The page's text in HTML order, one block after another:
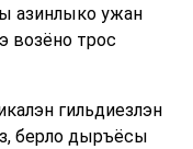
азинлыко ужан
возёно трос
гильдиезлэн
берло дыръёсы